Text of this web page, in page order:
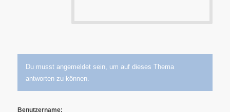
Du musst angemeldet sein, um auf dieses Thema
antworten zu können.
Benutzername: